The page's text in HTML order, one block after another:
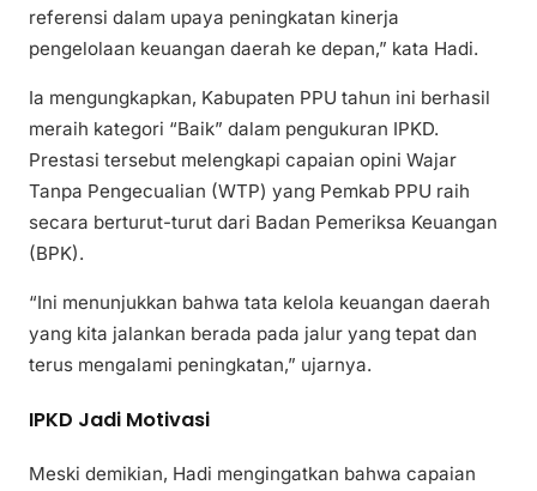
referensi dalam upaya peningkatan kinerja
pengelolaan keuangan daerah ke depan,” kata Hadi.
Ia mengungkapkan, Kabupaten PPU tahun ini berhasil
meraih kategori “Baik” dalam pengukuran IPKD.
Prestasi tersebut melengkapi capaian opini Wajar
Tanpa Pengecualian (WTP) yang Pemkab PPU raih
secara berturut-turut dari Badan Pemeriksa Keuangan
(BPK).
“Ini menunjukkan bahwa tata kelola keuangan daerah
yang kita jalankan berada pada jalur yang tepat dan
terus mengalami peningkatan,” ujarnya.
IPKD Jadi Motivasi
Meski demikian, Hadi mengingatkan bahwa capaian